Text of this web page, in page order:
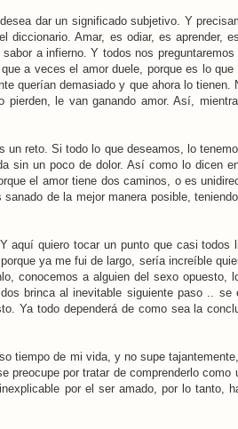
dar un significado subjetivo. Y
diccionario. Amar, es odiar, es aprender,
a infierno. Y todos nos
a veces el amor duele, porque es lo
querían demasiado y que ahora lo
le van ganando amor. Así,
reto. Si todo lo que deseamos, lo
sin un poco de dolor. Así como lo dicen
el amor tiene dos caminos, o es
de la mejor manera posible,
aquí quiero tocar un punto que casi
ya me fui de largo, sería increíble
conocemos a alguien del sexo opuesto,
brinca al inevitable siguiente paso .. se
Ya todo dependerá de como sea la
tiempo de mi vida, y no supe
por tratar de comprenderlo
por el ser amado, por lo tanto,